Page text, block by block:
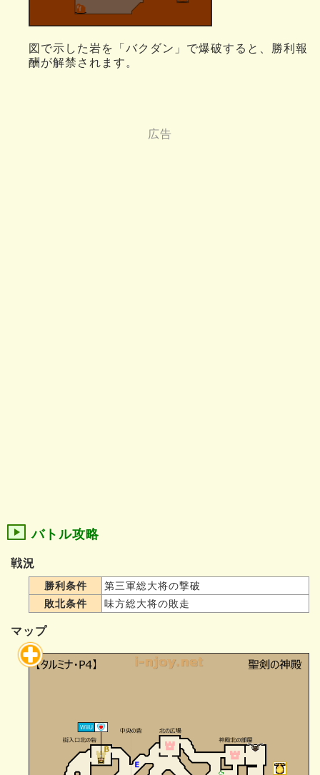
図で示した岩を「バクダン」で爆破すると、勝利報
酬が解禁されます。
バトル攻略
戦況
勝利条件
第三軍総大将の撃破
敗北条件
味方総大将の敗走
マップ